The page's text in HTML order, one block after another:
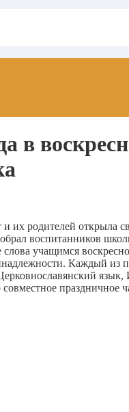
в
и их родителей
воспитанников
слова учащимся
Каждый из
праздничное